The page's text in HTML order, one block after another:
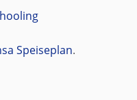
Speiseplan.